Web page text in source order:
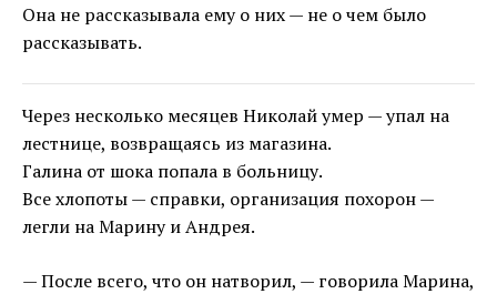
Она не рассказывала ему о них — не о чем было
рассказывать.
Через несколько месяцев Николай умер — упал на
лестнице, возвращаясь из магазина.
Галина от шока попала в больницу.
Все хлопоты — справки, организация похорон —
легли на Марину и Андрея.
— После всего, что он натворил, — говорила Марина,